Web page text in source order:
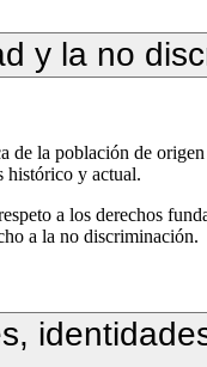
y la no
de la población de
histórico y actual.
a los derechos
a la no discriminación.